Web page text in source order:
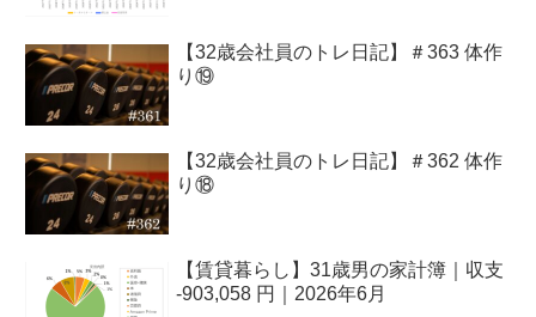
【32歳会社員のトレ日記】＃363 体作
り⑲
【32歳会社員のトレ日記】＃362 体作
り⑱
【賃貸暮らし】31歳男の家計簿｜収支
-903,058 円｜2026年6月